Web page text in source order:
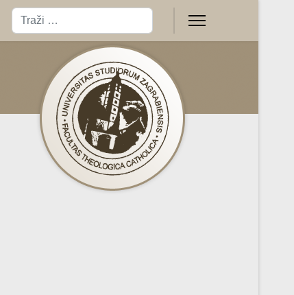
Traži
Type 2 or more characters for results.